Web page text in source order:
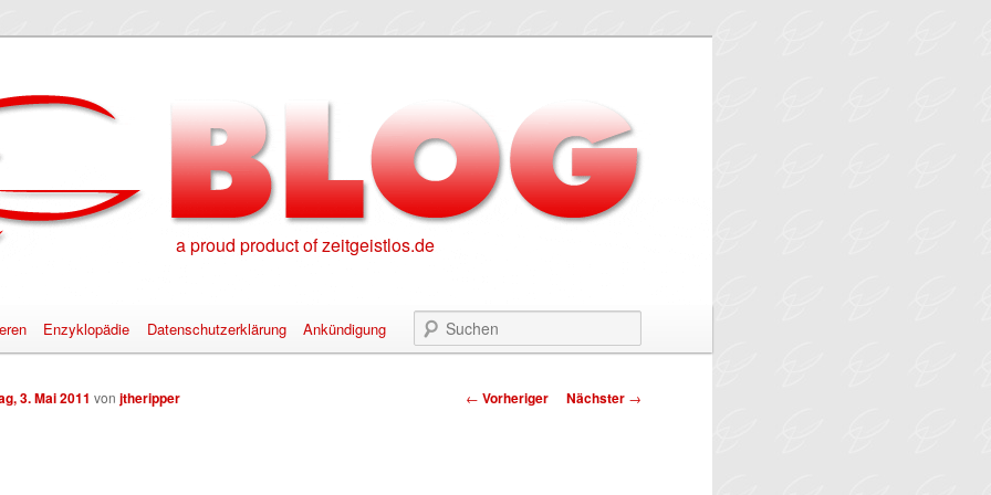
a proud product of zeitgeistlos.de
springen
springen
Enzyklopädie Datenschutzerklärung Ankündigung
Beitragsnavigation
← Vorheriger Nächster →
3. Mai 2011 von jtheripper